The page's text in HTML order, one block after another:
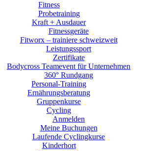
Fitness
Probetraining
Kraft + Ausdauer
Fitnessgeräte
Fitworx – trainiere schweizweit
Leistungssport
Zertifikate
Bodycross Teamevent für Unternehmen
360° Rundgang
Personal-Training
Ernährungsberatung
Gruppenkurse
Cycling
Anmelden
Meine Buchungen
Laufende Cyclingkurse
Kinderhort